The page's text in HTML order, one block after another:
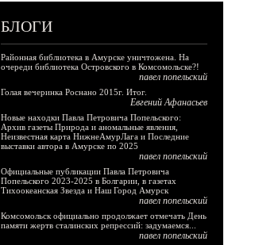
БЛОГИ
Районная библиотека в Амурске уничтожена. На
очереди библиотека Островского в Комсомольске?!
павел попельский
Голая вечеринка Роснано 2015г. Итог.
Евгений Афанасьев
Новые находки Павла Петровича Попельского:
Архив газеты Природа и аномальные явления,
Неизвестная карта НижнеАмурЛага и Последние
выставки автора в Амурске по 2025
павел попельский
Официальные публикации Павла Петровича
Попельского 2023-2025 в Болгарии, в газетах
Тихоокеанская Звезда и Наш Город Амурск
павел попельский
Комсомольск официально продолжает отмечать День
памяти жертв сталинских репрессий: задумаемся...
павел попельский